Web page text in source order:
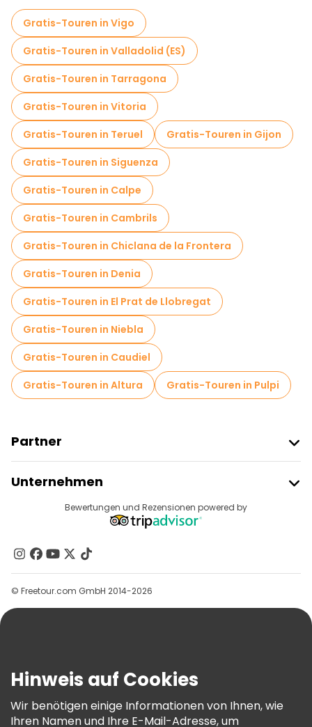
Eintrittskarten in Granada
Markttouren in Granada
Lokale Verkostungstouren in Granada
Kostenlose Tagesausflüge in Granada
Kostenlose Nachtwanderungen in Granada
Fahrradtouren in Granada
Food-Touren in Granada
Kostenlose Führungen in der Nähe Alhambra
Gratis-Touren in Vigo
Gratis-Touren in Valladolid (ES)
Gratis-Touren in Tarragona
Gratis-Touren in Vitoria
Gratis-Touren in Teruel
Gratis-Touren in Gijon
Gratis-Touren in Siguenza
Gratis-Touren in Calpe
Gratis-Touren in Cambrils
Gratis-Touren in Chiclana de la Frontera
Gratis-Touren in Denia
Gratis-Touren in El Prat de Llobregat
Gratis-Touren in Niebla
Gratis-Touren in Caudiel
Gratis-Touren in Altura
Gratis-Touren in Pulpi
Partner
Anbieter-Anmeldung
Affiliate-Programm
Unternehmen
Reiseziele
Kontakt
Gruppen
Hilfe
AGB Und Rechtliches
Cookie-Richtlinie
Bewertungen und Rezensionen powered by
© Freetour.com GmbH 2014-2026
Hinweis auf Cookies
Wir benötigen einige Informationen von Ihnen, wie
Ihren Namen und Ihre E-Mail-Adresse, um